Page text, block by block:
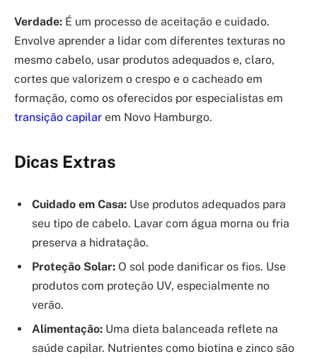
Verdade: É um processo de aceitação e cuidado.
Envolve aprender a lidar com diferentes texturas no
mesmo cabelo, usar produtos adequados e, claro,
cortes que valorizem o crespo e o cacheado em
formação, como os oferecidos por especialistas em
transição capilar em Novo Hamburgo.
Dicas Extras
Cuidado em Casa: Use produtos adequados para
seu tipo de cabelo. Lavar com água morna ou fria
preserva a hidratação.
Proteção Solar: O sol pode danificar os fios. Use
produtos com proteção UV, especialmente no
verão.
Alimentação: Uma dieta balanceada reflete na
saúde capilar. Nutrientes como biotina e zinco são